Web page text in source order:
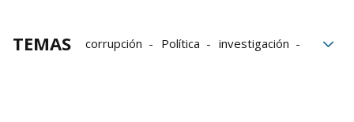
TEMAS corrupción Política
investigación